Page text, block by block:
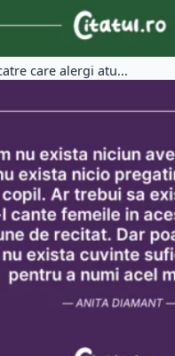
care alergi atu...